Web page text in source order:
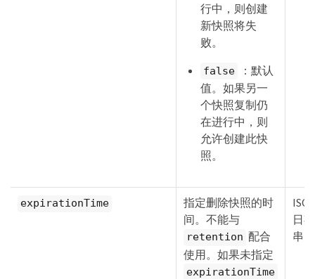
行中，则创建
新快照将失
败。
false
：默认
值。如果另一
个快照复制仍
在进行中，则
允许创建此快
照。
expirationTime
指定删除快照的时
间。不能与
retention 配合
使用。如果未指定
expirationTime
ISO
日
串